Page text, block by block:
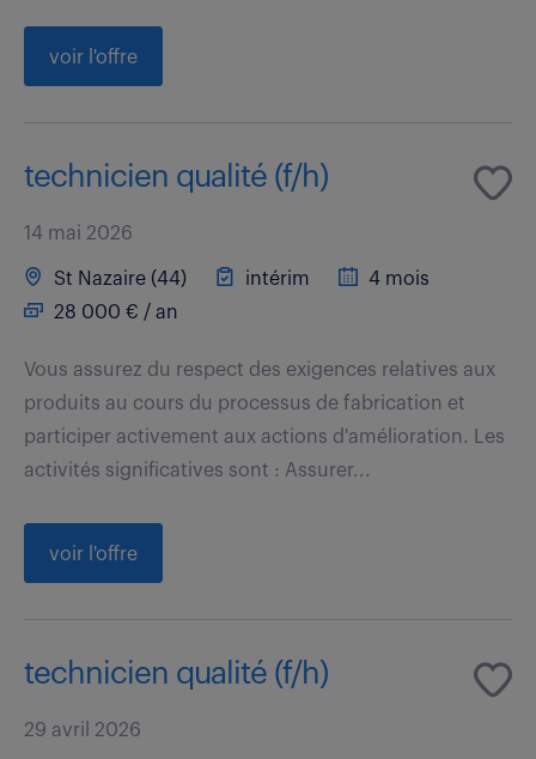
voir l'offre
technicien qualité (f/h)
14 mai 2026
St Nazaire (44) intérim
4 mois
28 000 € / an
Vous assurez du respect des exigences relatives aux
produits au cours du processus de fabrication et
participer activement aux actions d'amélioration. Les
activités significatives sont : Assurer...
voir l'offre
technicien qualité (f/h)
29 avril 2026